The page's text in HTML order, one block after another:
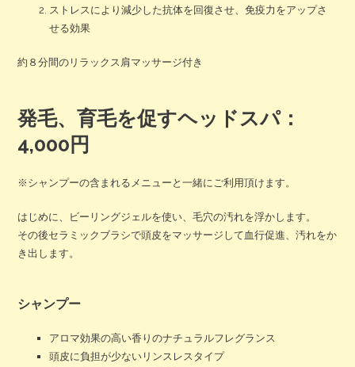
ストレスにより減少した抗体を回復させ、免疫力をアップさ
せる効果
約８分間のリラックス肩マッサージ付き
発毛、育毛を促すヘッドスパ：
4,000円
※シャンプーの含まれるメニューと一緒にご利用頂けます。
はじめに、ビーリングジェルを使い、毛穴の汚れを浮かします。
その後セラミックブラシで頭皮をマッサージして血行促進、汚れをか
き出します。
シャンプー
アロマ効果の高い香りのナチュラルフレグランス
頭皮に負担が少ないリンスレスタイプ